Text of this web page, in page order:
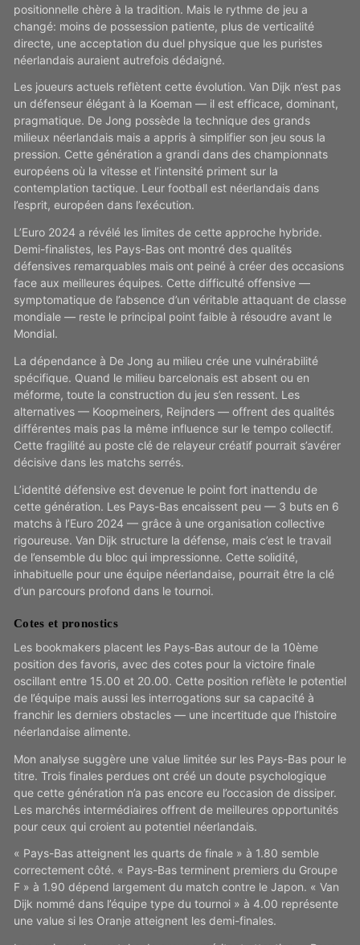
positionnelle chère à la tradition. Mais le rythme de jeu a
changé: moins de possession patiente, plus de verticalité
directe, une acceptation du duel physique que les puristes
néerlandais auraient autrefois dédaigné.
Les joueurs actuels reflètent cette évolution. Van Dijk n’est pas
un défenseur élégant à la Koeman — il est efficace, dominant,
pragmatique. De Jong possède la technique des grands
milieux néerlandais mais a appris à simplifier son jeu sous la
pression. Cette génération a grandi dans des championnats
européens où la vitesse et l’intensité priment sur la
contemplation tactique. Leur football est néerlandais dans
l’esprit, européen dans l’exécution.
L’Euro 2024 a révélé les limites de cette approche hybride.
Demi-finalistes, les Pays-Bas ont montré des qualités
défensives remarquables mais ont peiné à créer des occasions
face aux meilleures équipes. Cette difficulté offensive —
symptomatique de l’absence d’un véritable attaquant de classe
mondiale — reste le principal point faible à résoudre avant le
Mondial.
La dépendance à De Jong au milieu crée une vulnérabilité
spécifique. Quand le milieu barcelonais est absent ou en
méforme, toute la construction du jeu s’en ressent. Les
alternatives — Koopmeiners, Reijnders — offrent des qualités
différentes mais pas la même influence sur le tempo collectif.
Cette fragilité au poste clé de relayeur créatif pourrait s’avérer
décisive dans les matchs serrés.
L’identité défensive est devenue le point fort inattendu de
cette génération. Les Pays-Bas encaissent peu — 3 buts en 6
matchs à l’Euro 2024 — grâce à une organisation collective
rigoureuse. Van Dijk structure la défense, mais c’est le travail
de l’ensemble du bloc qui impressionne. Cette solidité,
inhabituelle pour une équipe néerlandaise, pourrait être la clé
d’un parcours profond dans le tournoi.
Cotes et pronostics
Les bookmakers placent les Pays-Bas autour de la 10ème
position des favoris, avec des cotes pour la victoire finale
oscillant entre 15.00 et 20.00. Cette position reflète le potentiel
de l’équipe mais aussi les interrogations sur sa capacité à
franchir les derniers obstacles — une incertitude que l’histoire
néerlandaise alimente.
Mon analyse suggère une value limitée sur les Pays-Bas pour le
titre. Trois finales perdues ont créé un doute psychologique
que cette génération n’a pas encore eu l’occasion de dissiper.
Les marchés intermédiaires offrent de meilleures opportunités
pour ceux qui croient au potentiel néerlandais.
« Pays-Bas atteignent les quarts de finale » à 1.80 semble
correctement côté. « Pays-Bas terminent premiers du Groupe
F » à 1.90 dépend largement du match contre le Japon. « Van
Dijk nommé dans l’équipe type du tournoi » à 4.00 représente
une value si les Oranje atteignent les demi-finales.